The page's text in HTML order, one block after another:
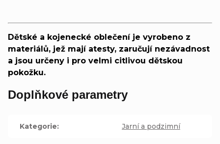
Dětské a kojenecké oblečení je vyrobeno z
materiálů, jež mají atesty, zaručují nezávadnost
a jsou určeny i pro velmi citlivou dětskou
pokožku.
Doplňkové parametry
Kategorie: Jarní a podzimní